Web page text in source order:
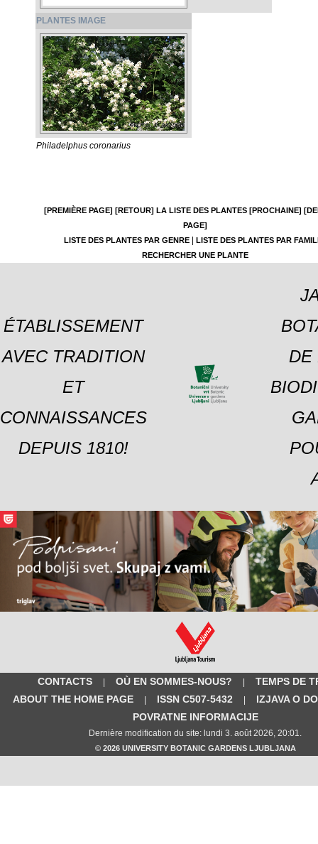
PLANTES IMAGE
Philadelphus coronarius
[PREMIÈRE PAGE] [RETOUR] LA LISTE DES PLANTES [PROCHAINE]
PAGE]
LISTE DES PLANTES PAR GENRE|
LISTE DES PLANTES PAR
RECHERCHER UNE PLANTE
ÉTABLISSEMENT
AVEC TRADITION
ET
CONNAISSANCES
DEPUIS 1810!
DE
CONTACTS | OÙ EN SOMMES-NOUS? |
TEMPS DE
ABOUT THE HOME PAGE
| ISSN C507-5432 |
IZJAVA O
POVRATNE INFORMACIJE
Dernière modification du site: lundi 3. août 2026, 20:01.
© 2026 UNIVERSITY BOTANIC GARDENS LJUBLJANA